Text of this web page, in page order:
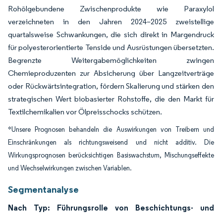
Rohölgebundene Zwischenprodukte wie Paraxylol
verzeichneten in den Jahren 2024–2025 zweistellige
quartalsweise Schwankungen, die sich direkt in Margendruck
für polyesterorientierte Tenside und Ausrüstungen übersetzten.
Begrenzte Weitergabemöglichkeiten zwingen
Chemieproduzenten zur Absicherung über Langzeitverträge
oder Rückwärtsintegration, fördern Skalierung und stärken den
strategischen Wert biobasierter Rohstoffe, die den Markt für
Textilchemikalien vor Ölpreisschocks schützen.
*Unsere Prognosen behandeln die Auswirkungen von Treibern und
Einschränkungen als richtungsweisend und nicht additiv. Die
Wirkungsprognosen berücksichtigen Basiswachstum, Mischungseffekte
und Wechselwirkungen zwischen Variablen.
Segmentanalyse
Nach Typ: Führungsrolle von Beschichtungs- und